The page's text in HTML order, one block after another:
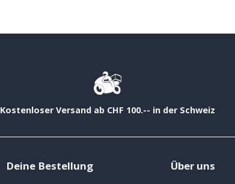
Kostenloser Versand ab CHF 100.-- in der Schweiz
Deine Bestellung Über uns